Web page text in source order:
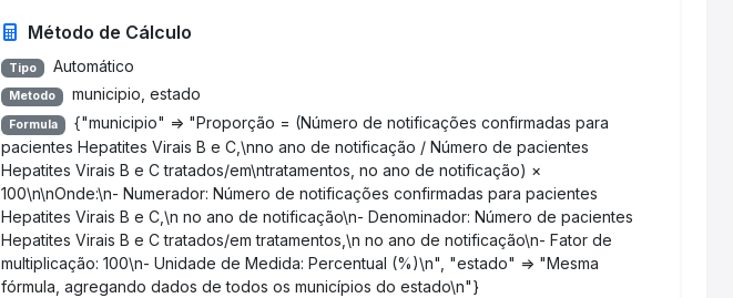
Método de Cálculo
Tipo Automático
Metodo municipio, estado
Formula
{"municipio" => "Proporção = (Número de notificações confirmadas para
pacientes Hepatites Virais B e C,\nno ano de notificação / Número de pacientes
Hepatites Virais B e C tratados/em\ntratamentos, no ano de notificação) ×
100\n\nOnde:\n- Numerador: Número de notificações confirmadas para pacientes
Hepatites Virais B e C,\n no ano de notificação\n- Denominador: Número de pacientes
Hepatites Virais B e C tratados/em tratamentos,\n no ano de notificação\n- Fator de
multiplicação: 100\n- Unidade de Medida: Percentual (%)\n", "estado" => "Mesma
fórmula, agregando dados de todos os municípios do estado\n"}